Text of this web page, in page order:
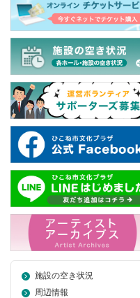
施設の空き状況
周辺情報